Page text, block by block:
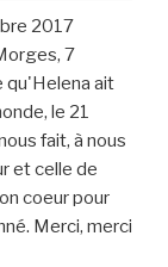
2017
7
qu'Helena ait
le 21
fait, à nous
et celle de
coeur pour
Merci, merci